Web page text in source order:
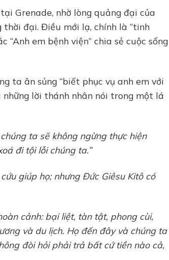
Grenade, nhờ lòng quảng đại của
đại. Điều mới lạ, chính là “tinh
em bệnh viện” chia sẻ cuộc sống
ta ân sủng “biết phục vụ anh em với
lời thánh nhân nói trong một lá
ta sẽ không ngừng thực hiện
đi tội lỗi chúng ta.”
giúp họ; nhưng Đức Giêsu Kitô có
cảnh: bại liệt, tàn tật, phong cùi,
và du lịch. Họ đến đây và chúng ta
đòi hỏi phải trả bất cứ tiền nào cả,